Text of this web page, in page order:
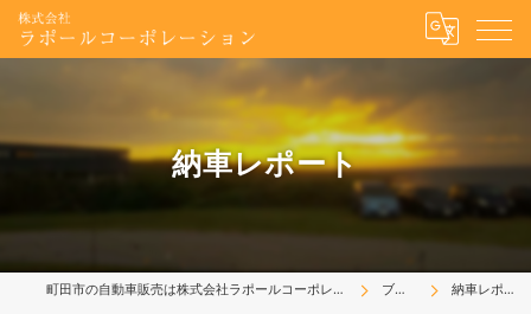
納車レポート
町田市の自動車販売は株式会社ラポールコーポレーション ブログ 納車レポート